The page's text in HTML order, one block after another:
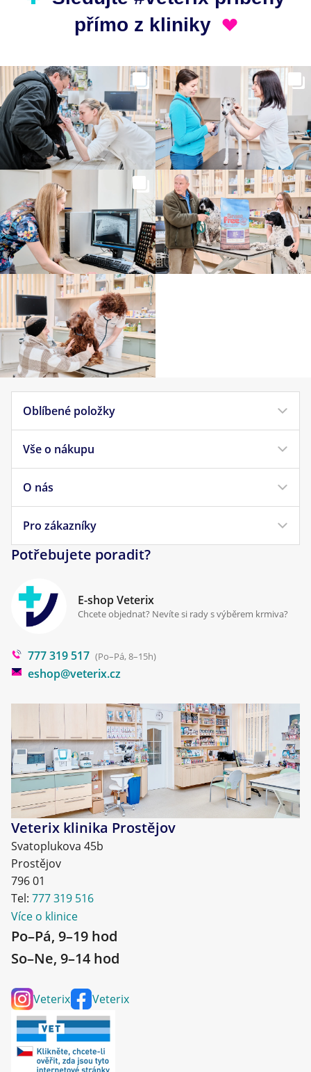
přímo z kliniky
Oblíbené položky
Krmivo pro psy
Krmivo pro kočky
Veterinární diety
Pamlsky pro psy
Vše o nákupu
Doprava a platba
Obchodní podmínky
Reklamace a vrácení
Cookies a podmínky používání
O nás
Náš příběh
Pro zákazníky
Klinika Prostějov
Poradna
Blog
Potřebujete poradit?
E-shop Veterix
Chcete objednat? Nevíte si rady s výběrem krmiva?
777 319 517 (Po–Pá, 8–15h)
eshop@veterix.cz
Veterix klinika Prostějov
Svatoplukova 45b
Prostějov
796 01
Tel: 777 319 516
Více o klinice
Po–Pá, 9–19 hod
So–Ne, 9–14 hod
Veterix Veterix